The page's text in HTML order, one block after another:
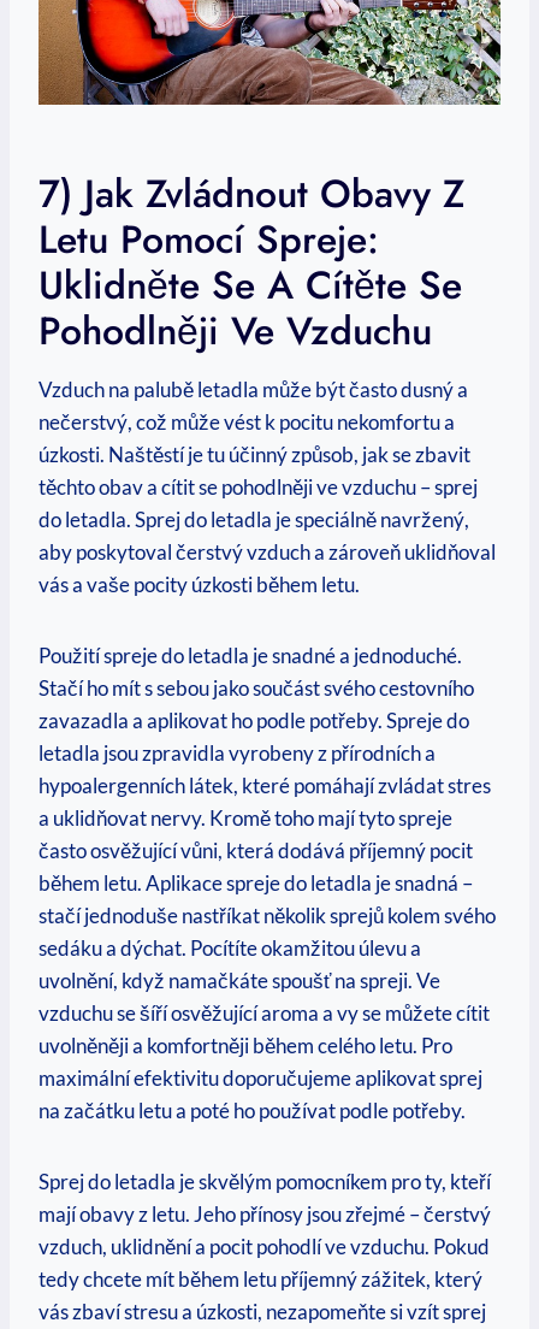
7) Jak Zvládnout Obavy Z
Letu Pomocí Spreje:
Uklidněte Se A Cítěte Se
Pohodlněji Ve Vzduchu
Vzduch na palubě letadla může být často dusný a
nečerstvý, což může vést k pocitu nekomfortu a
úzkosti. Naštěstí je tu účinný způsob, jak se zbavit
těchto obav a cítit se pohodlněji ve vzduchu – sprej
do letadla. Sprej do letadla je speciálně navržený,
aby poskytoval čerstvý vzduch a zároveň uklidňoval
vás a vaše pocity úzkosti během letu.
Použití spreje do letadla je snadné a jednoduché.
Stačí ho mít s sebou jako součást svého cestovního
zavazadla a aplikovat ho podle potřeby. Spreje do
letadla jsou zpravidla vyrobeny z přírodních a
hypoalergenních látek, které pomáhají zvládat stres
a uklidňovat nervy. Kromě toho mají tyto spreje
často osvěžující vůni, která dodává příjemný pocit
během letu. Aplikace spreje do letadla je snadná –
stačí jednoduše nastříkat několik sprejů kolem svého
sedáku a dýchat. Pocítíte okamžitou úlevu a
uvolnění, když namačkáte spoušť na spreji. Ve
vzduchu se šíří osvěžující aroma a vy se můžete cítit
uvolněněji a komfortněji během celého letu. Pro
maximální efektivitu doporučujeme aplikovat sprej
na začátku letu a poté ho používat podle potřeby.
Sprej do letadla je skvělým pomocníkem pro ty, kteří
mají obavy z letu. Jeho přínosy jsou zřejmé – čerstvý
vzduch, uklidnění a pocit pohodlí ve vzduchu. Pokud
tedy chcete mít během letu příjemný zážitek, který
vás zbaví stresu a úzkosti, nezapomeňte si vzít sprej